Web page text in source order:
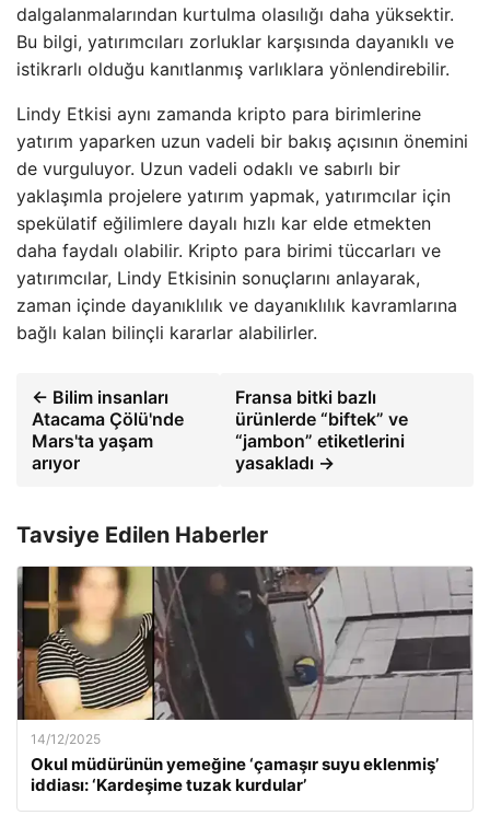
dalgalanmalarından kurtulma olasılığı daha yüksektir.
Bu bilgi, yatırımcıları zorluklar karşısında dayanıklı ve
istikrarlı olduğu kanıtlanmış varlıklara yönlendirebilir.
Lindy Etkisi aynı zamanda kripto para birimlerine
yatırım yaparken uzun vadeli bir bakış açısının önemini
de vurguluyor. Uzun vadeli odaklı ve sabırlı bir
yaklaşımla projelere yatırım yapmak, yatırımcılar için
spekülatif eğilimlere dayalı hızlı kar elde etmekten
daha faydalı olabilir. Kripto para birimi tüccarları ve
yatırımcılar, Lindy Etkisinin sonuçlarını anlayarak,
zaman içinde dayanıklılık ve dayanıklılık kavramlarına
bağlı kalan bilinçli kararlar alabilirler.
← Bilim insanları
Atacama Çölü'nde
Mars'ta yaşam
arıyor
Fransa bitki bazlı
ürünlerde “biftek” ve
“jambon” etiketlerini
yasakladı →
Tavsiye Edilen Haberler
14/12/2025
Okul müdürünün yemeğine ‘çamaşır suyu eklenmiş’
iddiası: ‘Kardeşime tuzak kurdular’